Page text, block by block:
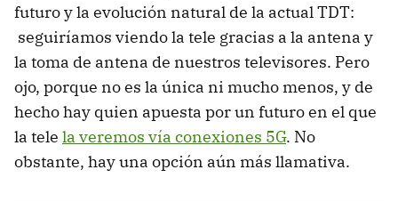
futuro y la evolución natural de la actual TDT:
seguiríamos viendo la tele gracias a la antena y
la toma de antena de nuestros televisores. Pero
ojo, porque no es la única ni mucho menos, y de
hecho hay quien apuesta por un futuro en el que
la tele la veremos vía conexiones 5G. No
obstante, hay una opción aún más llamativa.